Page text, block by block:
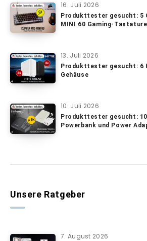
16. Juli 2026
Produkttester gesucht: 5
MINI 60 Gaming-
13. Juli 2026
Produkttester gesucht: 6
Gehäuse
10. Juli 2026
Produkttester gesucht: 10
Powerbank und Power
Unsere Ratgeber
7. August 2026